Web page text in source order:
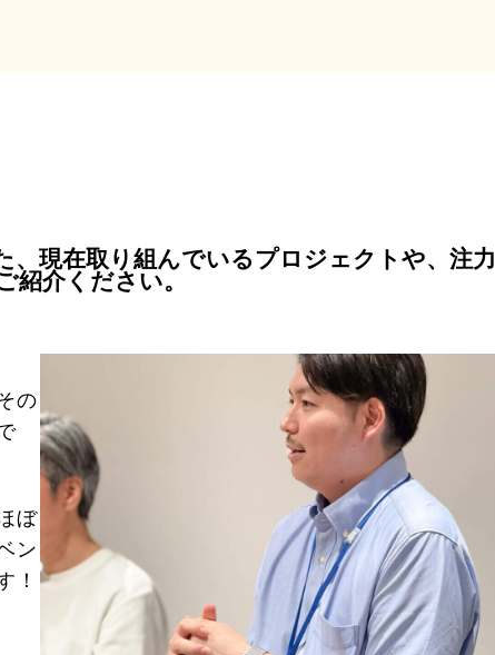
現在取り組んでいるプロジェクトや、注力
紹介ください。
の
ぼ
ン
！